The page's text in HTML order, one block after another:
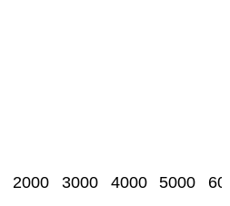
2000 3000 4000 5000